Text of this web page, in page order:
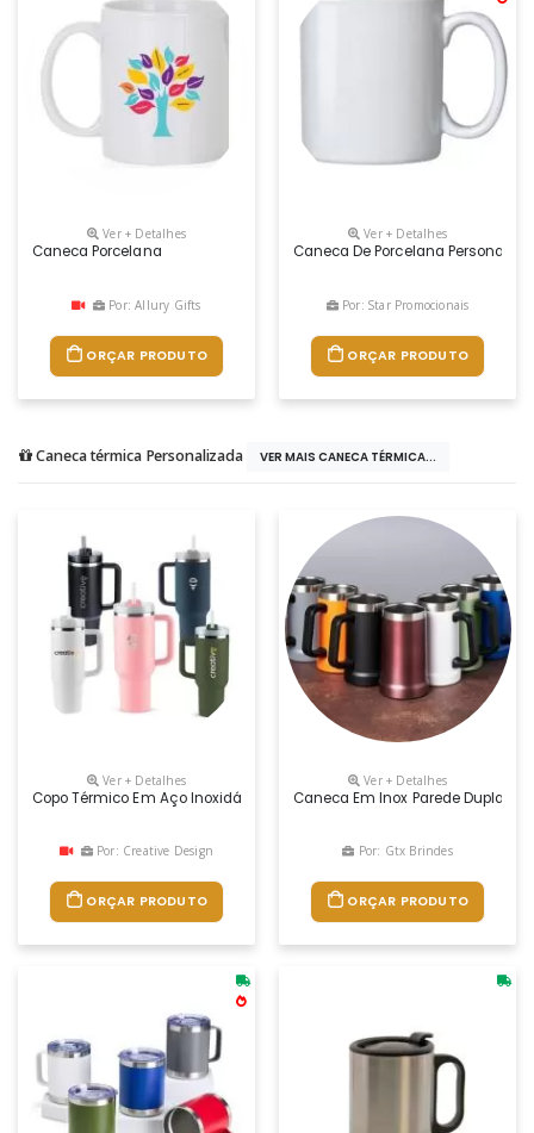
Ver + Detalhes
Caneca Porcelana
Por: Allury Gifts
ORÇAR PRODUTO
Ver + Detalhes
Caneca De Porcelana
Por: Star Promocionais
ORÇAR PRODUTO
Caneca térmica Personalizada VER MAIS CANECA TÉRMICA...
Ver + Detalhes
Copo Térmico Em Aço Inoxidável 304, Com Capacidade De 1,2 Litros.
Por: Creative Design
ORÇAR PRODUTO
Ver + Detalhes
Caneca Em Inox Parede Dupla,
Por: Gtx Brindes
ORÇAR PRODUTO